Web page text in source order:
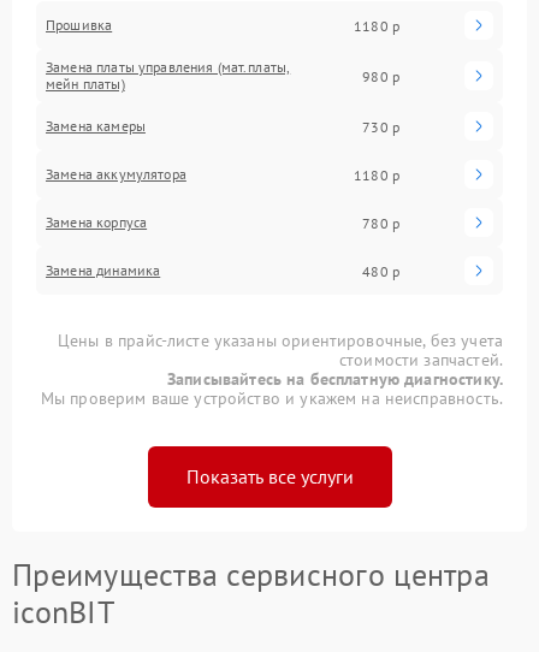
Прошивка 1180 р
Замена платы управления (мат.платы,
мейн платы)
980 р
Замена камеры 730 р
Замена аккумулятора 1180 р
Замена корпуса 780 р
Замена динамика 480 р
Цены в прайс-листе указаны ориентировочные, без учета
стоимости запчастей.
Записывайтесь на бесплатную диагностику.
Мы проверим ваше устройство и укажем на неисправность.
Показать все услуги
Преимущества сервисного центра
iconBIT